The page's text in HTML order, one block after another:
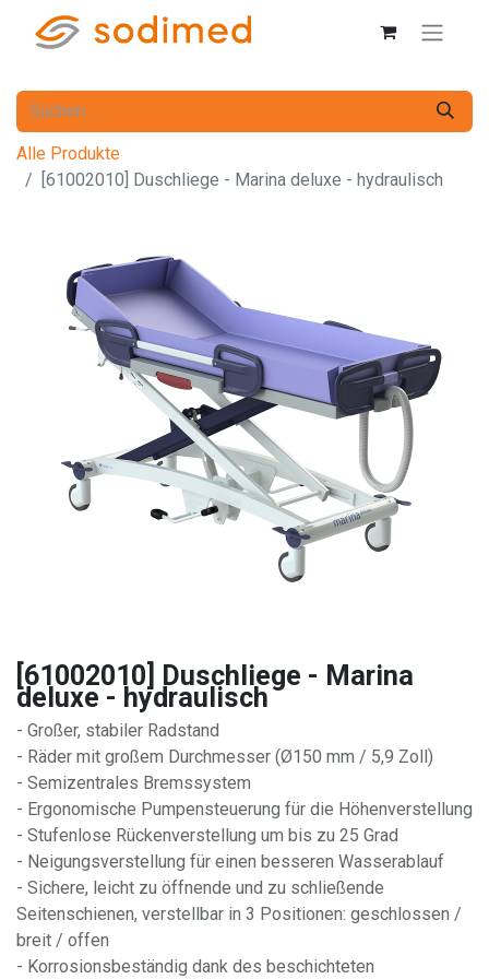
Alle Produkte
[61002010] Duschliege - Marina deluxe - hydraulisch
[61002010] Duschliege - Marina
deluxe - hydraulisch
- Großer, stabiler Radstand
- Räder mit großem Durchmesser (Ø150 mm / 5,9 Zoll)
- Semizentrales Bremssystem
- Ergonomische Pumpensteuerung für die Höhenverstellung
- Stufenlose Rückenverstellung um bis zu 25 Grad
- Neigungsverstellung für einen besseren Wasserablauf
- Sichere, leicht zu öffnende und zu schließende
Seitenschienen, verstellbar in 3 Positionen: geschlossen /
breit / offen
- Korrosionsbeständig dank des beschichteten